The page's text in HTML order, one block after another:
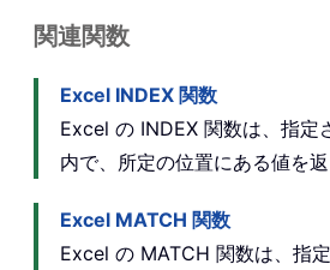
関連関数
Excel INDEX 関数
Excel の INDEX 関数は、指定
内で、所定の位置にある値を返
Excel MATCH 関数
Excel の MATCH 関数は、指